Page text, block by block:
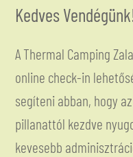
Kedves
A Thermal Camping
online check-in
segíteni abban, hogy
pillanattól kezdve
kevesebb